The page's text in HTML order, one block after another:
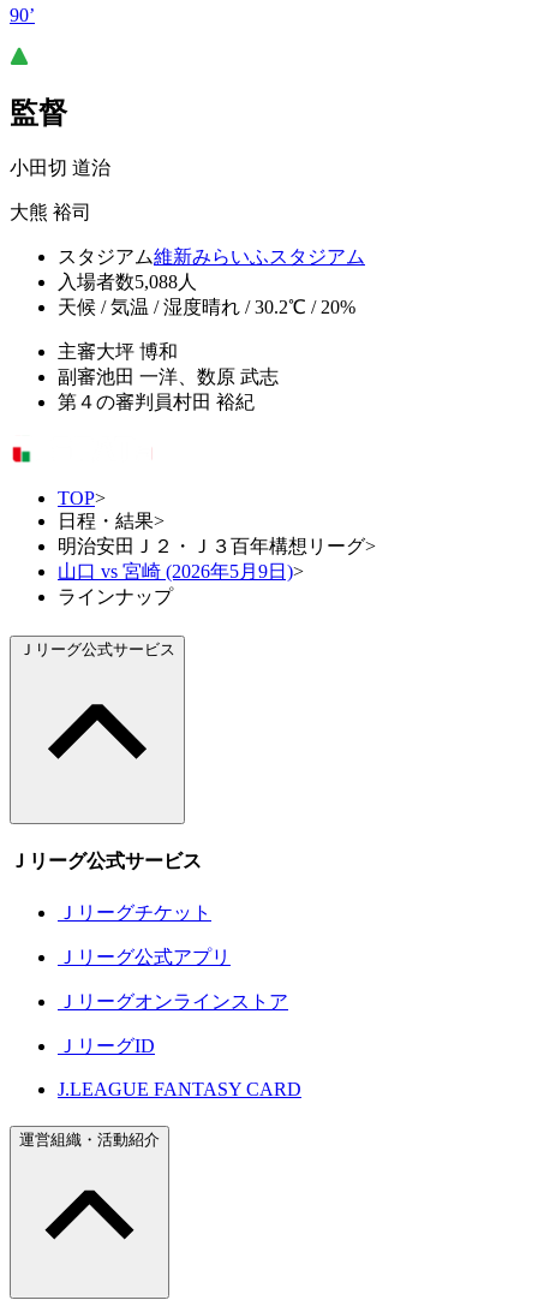
90’
監督
小田切 道治
大熊 裕司
スタジアム維新みらいふスタジアム
入場者数5,088人
天候 / 気温 / 湿度晴れ / 30.2℃ / 20%
主審大坪 博和
副審池田 一洋、数原 武志
第４の審判員村田 裕紀
TOP>
日程・結果>
明治安田Ｊ２・Ｊ３百年構想リーグ>
山口 vs 宮崎 (2026年5月9日)>
ラインナップ
Ｊリーグ公式サービス
Ｊリーグ公式サービス
Ｊリーグチケット
Ｊリーグ公式アプリ
Ｊリーグオンラインストア
ＪリーグID
J.LEAGUE FANTASY CARD
運営組織・活動紹介